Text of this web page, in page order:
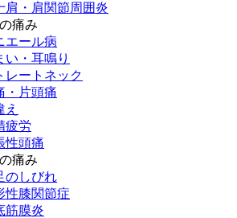
肩・肩関節周囲炎
痛み
エール病
い・耳鳴り
レートネック
・片頭痛
え
疲労
性頭痛
痛み
のしびれ
性膝関節症
筋膜炎